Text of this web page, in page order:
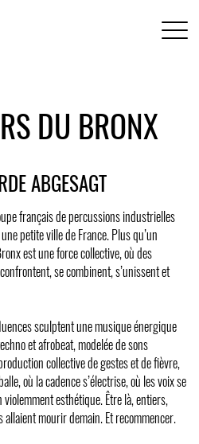
DU BRONX
ABGESAGT
français de percussions industrielles
petite ville de France. Plus qu’un
est une force collective, où des
se combinent, s’unissent et
sculptent une musique énergique
et afrobeat, modelée de sons
collective de gestes et de fièvre,
où la cadence s’électrise, où les voix se
esthétique. Être là, entiers,
mourir demain. Et recommencer.